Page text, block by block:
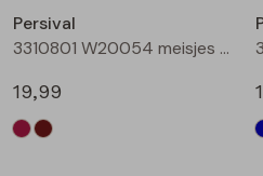
Persival
3310801 W20054 meisjes rok kort Bruin donker
19,99